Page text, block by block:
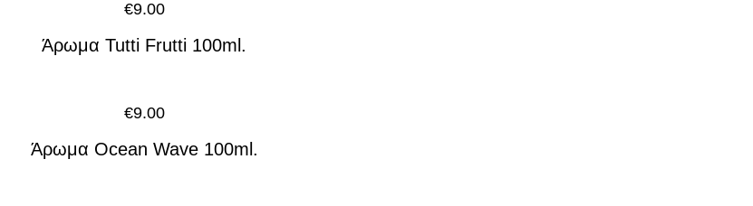
€9.00
Άρωμα Tutti Frutti 100ml.
€9.00
Άρωμα Ocean Wave 100ml.